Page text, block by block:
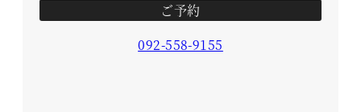
ご予約
092-558-9155